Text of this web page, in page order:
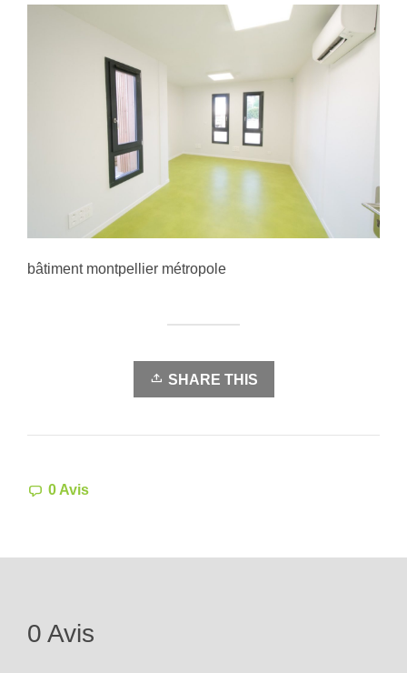
bâtiment montpellier métropole
SHARE THIS
0 Avis
0 Avis